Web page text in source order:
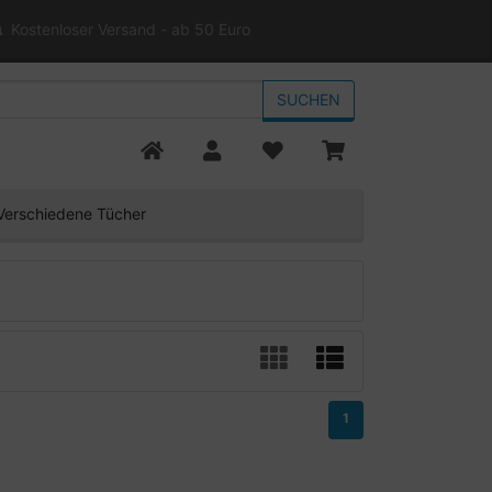
Kostenloser Versand - ab 50 Euro
SUCHEN
Tücher
1